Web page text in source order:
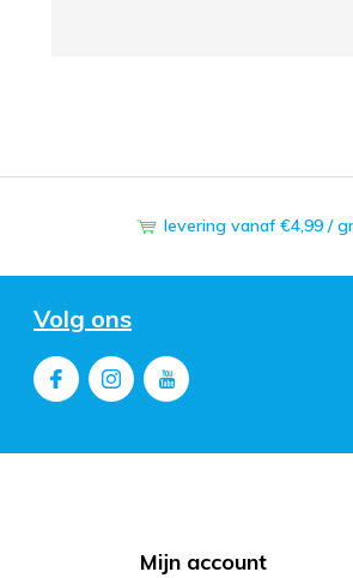
levering vanaf €4,99 /
Volg ons
Mijn account